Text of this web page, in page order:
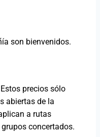
son bienvenidos.
precios sólo
abiertas de la
a rutas
concertados.